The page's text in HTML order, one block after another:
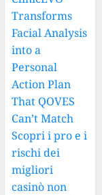
Transforms
Facial Analysis
into a
Personal
Action Plan
That QOVES
Can’t Match
Scopri i pro e i
rischi dei
migliori
casinò non